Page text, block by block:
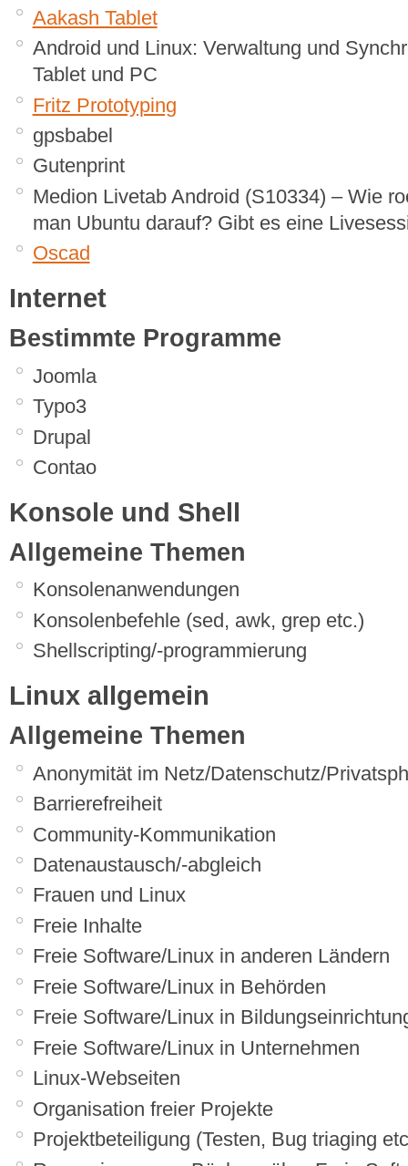
Aakash Tablet
Android und Linux: Verwaltung und
Tablet und PC
Fritz Prototyping
gpsbabel
Gutenprint
Medion Livetab Android (S10334) – Wie
man Ubuntu darauf? Gibt es eine
Oscad
Internet
Bestimmte Programme
Joomla
Typo3
Drupal
Contao
Konsole und Shell
Allgemeine Themen
Konsolenanwendungen
Konsolenbefehle (sed, awk, grep etc.)
Shellscripting/-programmierung
Linux allgemein
Allgemeine Themen
Anonymität im Netz/Datenschutz/
Barrierefreiheit
Community-Kommunikation
Datenaustausch/-abgleich
Frauen und Linux
Freie Inhalte
Freie Software/Linux in anderen Ländern
Freie Software/Linux in Behörden
Freie Software/Linux in
Freie Software/Linux in Unternehmen
Linux-Webseiten
Organisation freier Projekte
Projektbeteiligung (Testen, Bug triaging